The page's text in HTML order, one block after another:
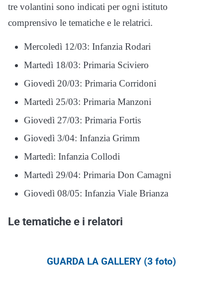
tre volantini sono indicati per ogni istituto
comprensivo le tematiche e le relatrici.
Mercoledì 12/03: Infanzia Rodari
Martedì 18/03: Primaria Sciviero
Giovedì 20/03: Primaria Corridoni
Martedì 25/03: Primaria Manzoni
Giovedì 27/03: Primaria Fortis
Giovedì 3/04: Infanzia Grimm
Martedì: Infanzia Collodi
Martedì 29/04: Primaria Don Camagni
Giovedì 08/05: Infanzia Viale Brianza
Le tematiche e i relatori
GUARDA LA GALLERY (3 foto)